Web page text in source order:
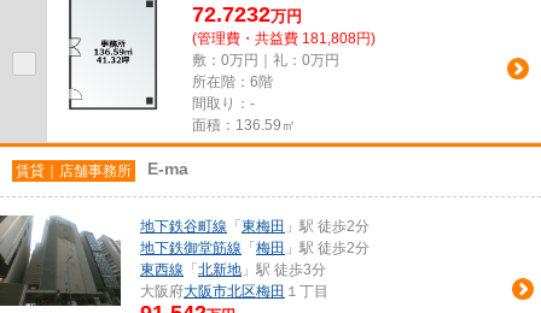
72.7232万円
(管理費・共益費 181,808円)
敷：0万円｜礼：0万円
所在階：6階
間取り：-
面積：136.59㎡
賃貸｜店舗事務所 E-ma
地下鉄谷町線 「 東梅田 」駅 徒歩2分
地下鉄御堂筋線 「 梅田 」駅 徒歩2分
東西線 「 北新地 」駅 徒歩3分
大阪府大阪市北区梅田 １丁目